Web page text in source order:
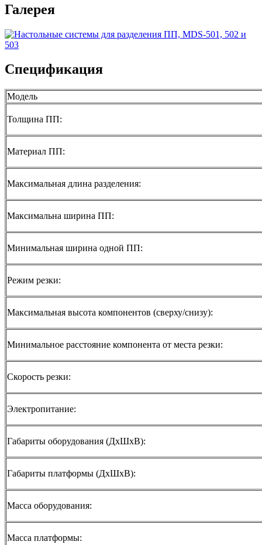
Галерея
Спецификация
Модель
Толщина ПП:
Материал ПП:
Максимальная длина разделения:
Максимальна ширина ПП:
Минимальная ширина одной ПП:
Режим резки:
Максимальная высота компонентов (сверху/снизу):
Минимальное расстояние компонента от места резки:
Скорость резки:
Электропитание:
Габариты оборудования (ДхШхВ):
Габариты платформы (ДхШхВ):
Масса оборудования:
Масса платформы: